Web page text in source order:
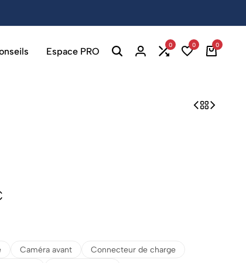
Espace PRO
0 0 0
Caméra avant
Connecteur de charge